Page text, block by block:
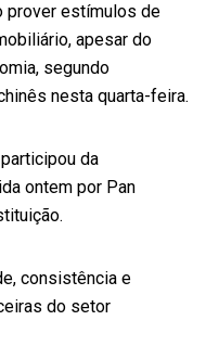
prover estímulos de
apesar do
segundo
nesta quarta-feira.
da
ontem por Pan
consistência e
do setor